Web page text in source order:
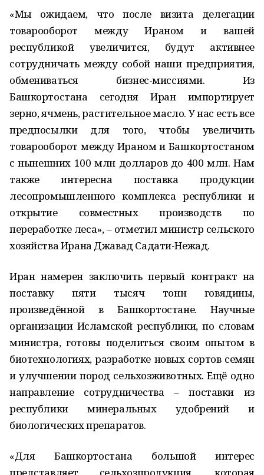
«Мы ожидаем, что после визита делегации
товарооборот между Ираном и вашей
республикой увеличится, будут активнее
сотрудничать между собой наши предприятия,
обмениваться бизнес-миссиями. Из
Башкортостана сегодня Иран импортирует
зерно, ячмень, растительное масло. У нас есть все
предпосылки для того, чтобы увеличить
товарооборот между Ираном и Башкортостаном
с нынешних 100 млн долларов до 400 млн. Нам
также интересна поставка продукции
лесопромышленного комплекса республики и
открытие совместных производств по
переработке леса», – отметил министр сельского
хозяйства Ирана Джавад Садати-Нежад.
Иран намерен заключить первый контракт на
поставку пяти тысяч тонн говядины,
произведённой в Башкортостане. Научные
организации Исламской республики, по словам
министра, готовы поделиться своим опытом в
биотехнологиях, разработке новых сортов семян
и улучшении пород сельхозживотных. Ещё одно
направление сотрудничества – поставки из
республики минеральных удобрений и
биологических препаратов.
«Для Башкортостана большой интерес